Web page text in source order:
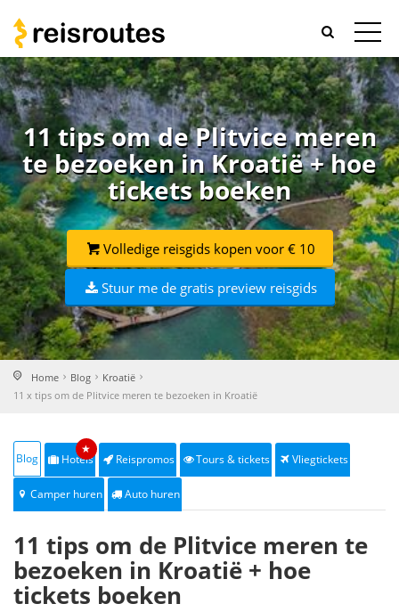
11 tips om de Plitvice meren
te bezoeken in Kroatië + hoe
tickets boeken
Volledige reisgids kopen voor € 10
Stuur me de gratis preview reisgids
Home Blog
Kroatië
11 x tips om de Plitvice meren te bezoeken in Kroatië
Blog Hotels
★
Reispromos Tours & tickets Vliegtickets
Camper huren Auto huren
11 tips om de Plitvice meren te
bezoeken in Kroatië + hoe
tickets boeken